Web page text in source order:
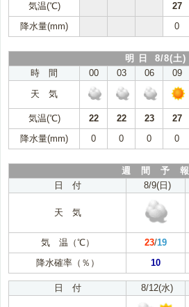
気温(℃) 27
降水量(mm)
0
明 日 8/8(土)
時 間
00 03 06 09
天 気
気温(℃) 22 22 23 27
降水量(mm)
0 0 0 0
週 間 予 報
日 付
8/9(日)
天 気
気 温（℃） 23/19
降水確率（％）
10
日 付 8/12(水)